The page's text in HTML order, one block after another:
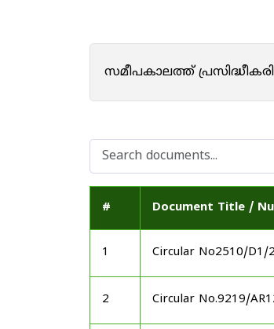
സമീപകാലത്ത്
# Document Title /
1 Circular No2510/D1/
2 Circular No.9219/